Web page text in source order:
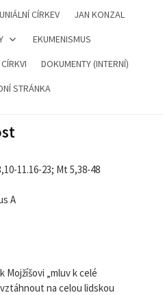
CÍRKEV
JAN KONZAL
EKUMENISMUS
DOKUMENTY (INTERNÍ)
STRÁNKA
11.16-23; Mt 5,38-48
A
Mojžíšovi „mluv k celé
na celou lidskou